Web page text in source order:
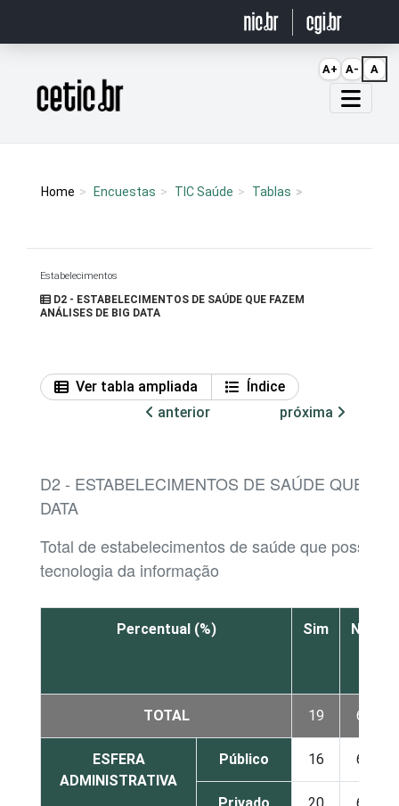
Página inicial
Home Encuestas TIC Saúde Tablas
Estabelecimentos
D2 - ESTABELECIMENTOS DE SAÚDE QUE FAZEM
ANÁLISES DE BIG DATA
Ver tabla ampliada
Índice
anterior
próxima
D2 - ESTABELECIMENTOS DE SAÚDE QUE
DATA
Total de estabelecimentos de saúde que
tecnologia da informação
Percentual (%) Sim Não
TOTAL 19 64
ESFERA
ADMINISTRATIVA
Público 16 64
A+ A- A